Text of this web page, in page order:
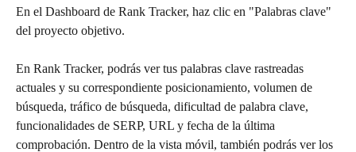
En el Dashboard de Rank Tracker, haz clic en "Palabras clave"
del proyecto objetivo.
En Rank Tracker, podrás ver tus palabras clave rastreadas
actuales y su correspondiente posicionamiento, volumen de
búsqueda, tráfico de búsqueda, dificultad de palabra clave,
funcionalidades de SERP, URL y fecha de la última
comprobación. Dentro de la vista móvil, también podrás ver los